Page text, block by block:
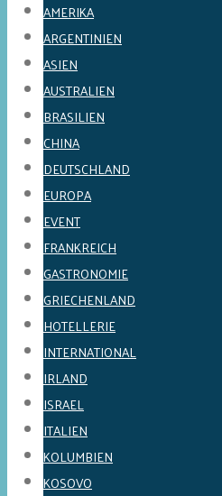
AMERIKA
ARGENTINIEN
ASIEN
AUSTRALIEN
BRASILIEN
CHINA
DEUTSCHLAND
EUROPA
EVENT
FRANKREICH
GASTRONOMIE
GRIECHENLAND
HOTELLERIE
INTERNATIONAL
IRLAND
ISRAEL
ITALIEN
KOLUMBIEN
KOSOVO